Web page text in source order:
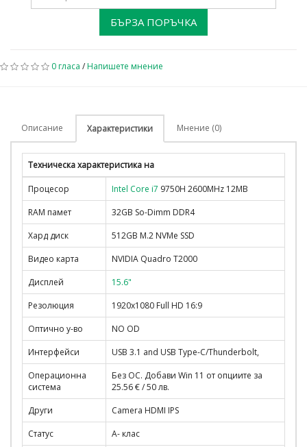
БЪРЗА ПОРЪЧКА
0 гласа /Напишете мнение
Описание Характеристики Мнение (0)
Техническа характеристика на
Процесор Intel Core i7 9750H 2600MHz 12MB
RAM памет
32GB So-Dimm DDR4
Хард диск
512GB M.2 NVMe SSD
Видео карта
NVIDIA Quadro T2000
Дисплей
15.6"
Резолюция
1920x1080 Full HD 16:9
Оптично у-во
NO OD
Интерфейси
USB 3.1 and USB Type-C/Thunderbolt,
Операционна
система
Без ОС. Добави Win 11 от опциите за
25.56 € / 50 лв.
Други
Camera HDMI IPS
Статус
A- клас